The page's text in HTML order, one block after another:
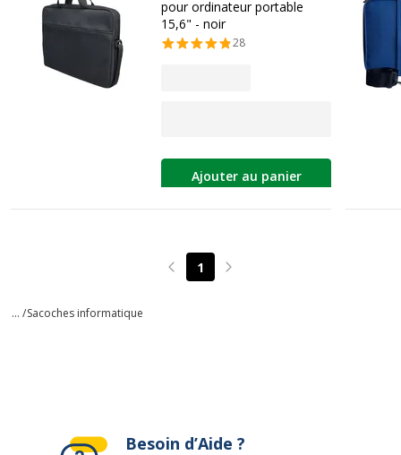
pour ordinateur portable
15,6" - noir
28
Ajouter au panier
Page précédente
1 Page suivante
... /Sacoches informatique
Besoin d’Aide ?